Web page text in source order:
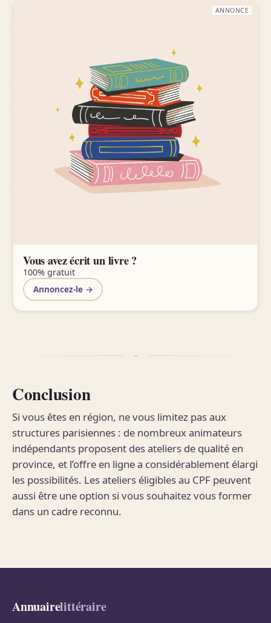
ANNONCE
Vous avez écrit un livre ?
100% gratuit
Annoncez-le →
Conclusion
Si vous êtes en région, ne vous limitez pas aux
structures parisiennes : de nombreux animateurs
indépendants proposent des ateliers de qualité en
province, et l’offre en ligne a considérablement élargi
les possibilités. Les ateliers éligibles au CPF peuvent
aussi être une option si vous souhaitez vous former
dans un cadre reconnu.
Annuairelittéraire